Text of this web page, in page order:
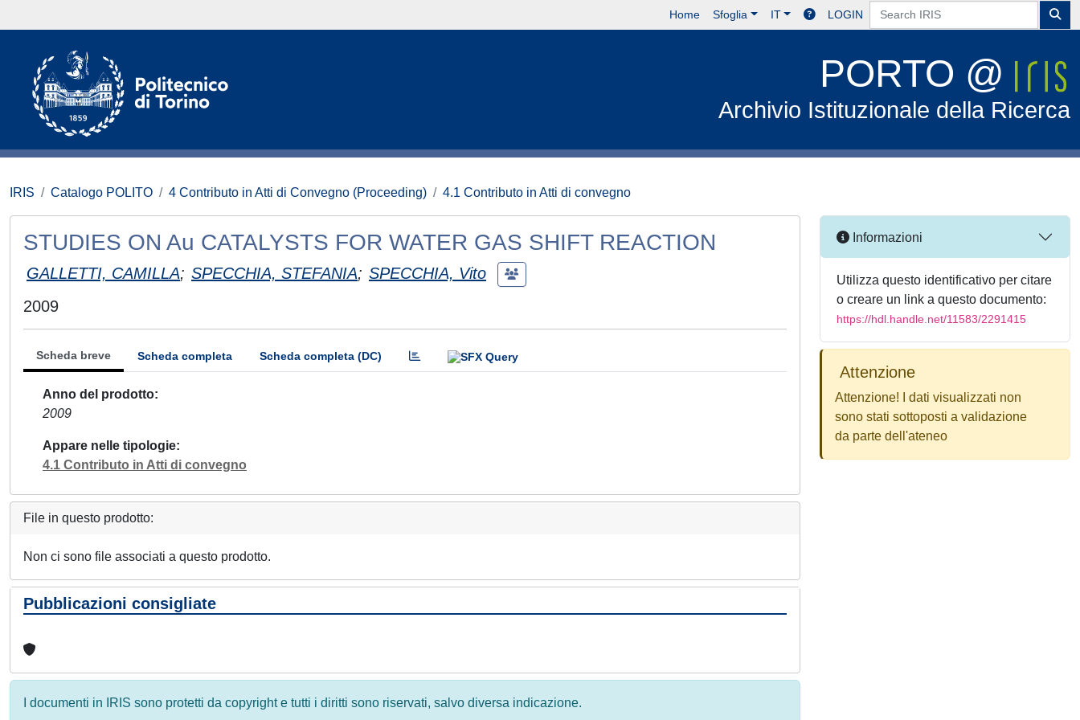
Home Sfoglia IT LOGIN
PORTO @
Archivio Istituzionale della Ricerca
IRIS Catalogo POLITO 4 Contributo in Atti di Convegno (Proceeding) 4.1 Contributo in Atti di convegno
STUDIES ON Au CATALYSTS FOR WATER GAS SHIFT REACTION
GALLETTI, CAMILLA; SPECCHIA, STEFANIA; SPECCHIA, Vito
2009
Scheda breve Scheda completa Scheda completa (DC)
Anno del prodotto
2009
Appare nelle tipologie
4.1 Contributo in Atti di convegno
File in questo prodotto:
Non ci sono file associati a questo prodotto.
Pubblicazioni consigliate
I documenti in IRIS sono protetti da copyright e tutti i diritti sono riservati, salvo diversa indicazione.
Informazioni
Utilizza questo identificativo per citare
o creare un link a questo documento:
https://hdl.handle.net/11583/2291415
Attenzione
Attenzione! I dati visualizzati non
sono stati sottoposti a validazione
da parte dell'ateneo